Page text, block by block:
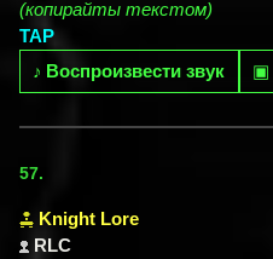
(копирайты текстом)
TAP
♪ Воспроизвести звук ▣
57.
Knight Lore
RLC